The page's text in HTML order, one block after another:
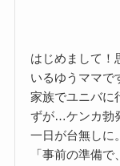
はじめまして！
いるゆうママで
家族でユニバに
ずが…ケンカ勃
一日が台無しに
「事前の準備